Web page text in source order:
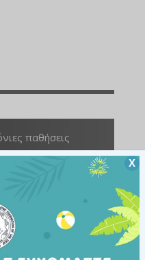
παθήσεις
Χ